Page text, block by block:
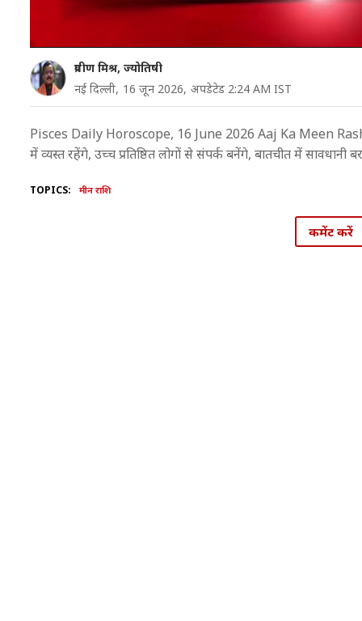
प्रवीण मिश्र, ज्योतिषी
नई दिल्ली, 16 जून 2026, अपडेटेड 2:24 AM IST
Pisces Daily Horoscope, 16 June 2026 Aaj Ka Meen
में व्यस्त रहेंगे, उच्च प्रतिष्ठित लोगों से संपर्क बनेंगे, बातचीत में सावधानी
TOPICS: मीन राशि
कमेंट करें